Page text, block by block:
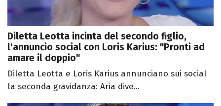
Diletta Leotta incinta del secondo figlio,
l'annuncio social con Loris Karius: "Pronti ad
amare il doppio"
Diletta Leotta e Loris Karius annunciano sui social
la seconda gravidanza: Aria dive...